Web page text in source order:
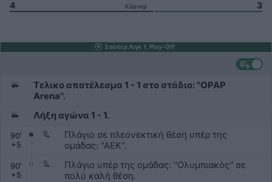
4
Κόρνερ 3
Σούπερ Λιγκ 1, Play-Off
Τελικο αποτέλεσμα 1 - 1 στο στάδιο: ''OPAP
Arena''.
Λήξη αγώνα 1 - 1.
90'
+ 5
Πλάγιο σε πλεονεκτική θέση υπέρ της
ομάδας: ''ΑΕΚ''.
90'
+ 5
Πλάγιο υπέρ της ομάδας: ''Ολυμπιακός'' σε
πολύ καλή θέση.